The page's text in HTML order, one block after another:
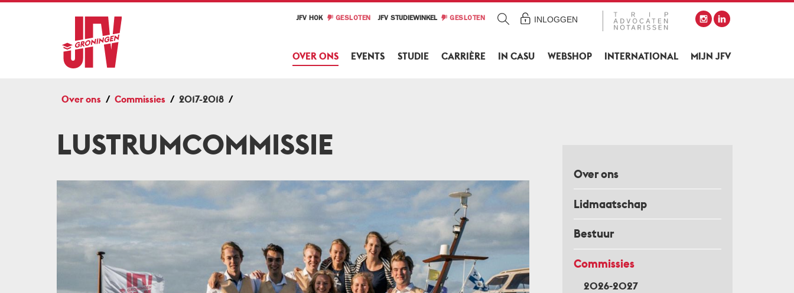
OVER ONS EVENTS STUDIE CARRIÈRE IN CASU WEBSHOP INTERNATIONAL MIJN JFV
JFV HOK GESLOTEN JFV STUDIEWINKEL GESLOTEN INLOGGEN
Over ons Commissies 2017-2018
Over ons
Lidmaatschap
Bestuur
Commissies
2026-2027
LUSTRUMCOMMISSIE